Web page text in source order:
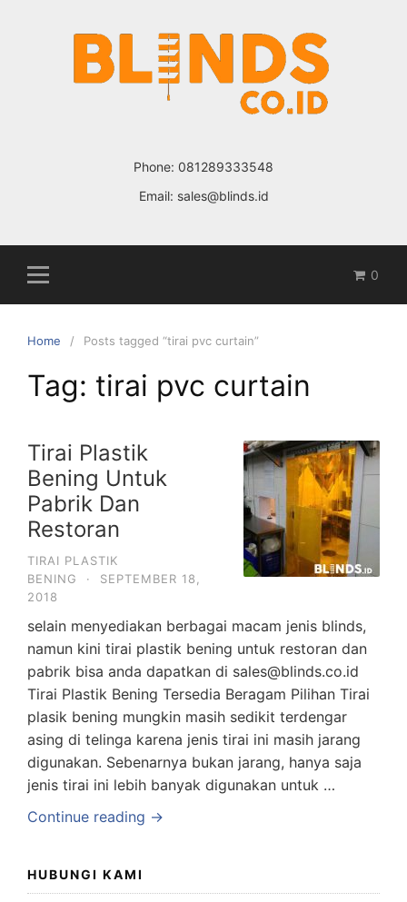
Phone: 081289333548
Email: sales@blinds.id
0
Home Posts tagged “tirai pvc curtain”
Tag: tirai pvc curtain
Tirai Plastik
Bening Untuk
Pabrik Dan
Restoran
TIRAI PLASTIK
BENING
·
SEPTEMBER 18,
2018
selain menyediakan berbagai macam jenis blinds,
namun kini tirai plastik bening untuk restoran dan
pabrik bisa anda dapatkan di sales@blinds.co.id
Tirai Plastik Bening Tersedia Beragam Pilihan Tirai
plasik bening mungkin masih sedikit terdengar
asing di telinga karena jenis tirai ini masih jarang
digunakan. Sebenarnya bukan jarang, hanya saja
jenis tirai ini lebih banyak digunakan untuk …
Continue reading →
HUBUNGI KAMI